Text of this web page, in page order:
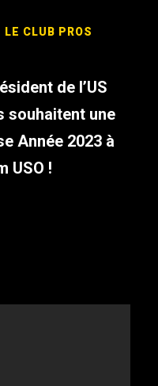
LE CLUB PROS
de l’US
souhaitent une
Année 2023 à
USO !